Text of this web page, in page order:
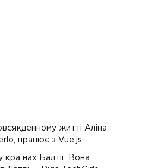
житті Аліна
працює з Vue.js
Балтії. Вона